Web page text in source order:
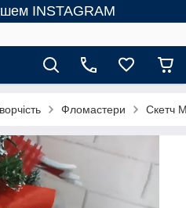
INSTAGRAM
Фломастери Скетч